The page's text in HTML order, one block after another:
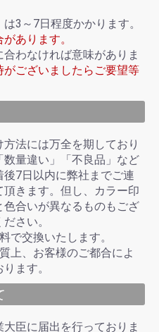
3～7日程度かかります。
あります。
わなければ意味がありま
がございましたらご要望等
法には万全を期しており
量違い」「不良品」など
7日以内に弊社までご連
きます。但し、カラー印
合いが異なるものもござ
さい。
で交換いたします。
上、お客様のご都合によ
ます。
臣に届出を行っておりま